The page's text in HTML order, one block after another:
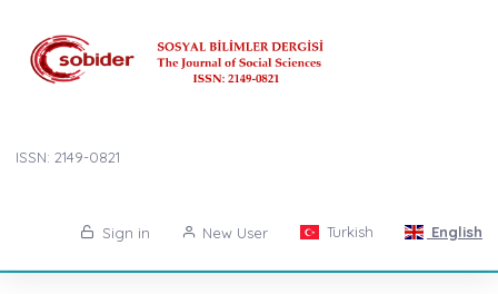
ISSN: 2149-0821
Sign in New User Turkish English